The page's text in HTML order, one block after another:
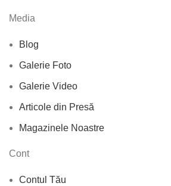
Media
Blog
Galerie Foto
Galerie Video
Articole din Presă
Magazinele Noastre
Cont
Contul Tău